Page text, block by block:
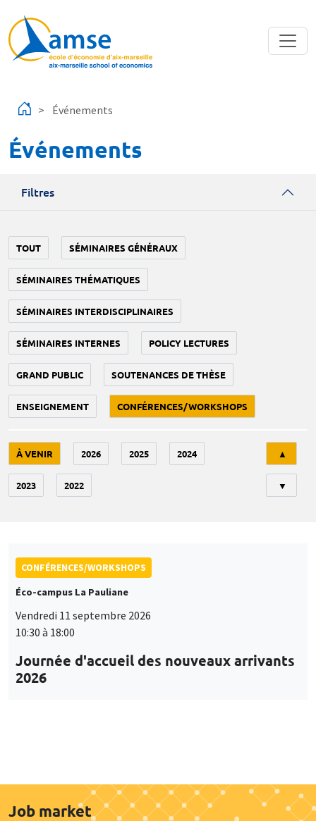
Événements
Événements
Filtres
TOUT SÉMINAIRES GÉNÉRAUX
SÉMINAIRES THÉMATIQUES
SÉMINAIRES INTERDISCIPLINAIRES
SÉMINAIRES INTERNES POLICY LECTURES
GRAND PUBLIC SOUTENANCES DE THÈSE
ENSEIGNEMENT CONFÉRENCES/WORKSHOPS
À VENIR 2026 2025 2024
2023 2022
▲
▼
CONFÉRENCES/WORKSHOPS
Éco-campus La Pauliane
Vendredi 11 septembre 2026
10:30 à 18:00
Journée d'accueil des nouveaux arrivants
2026
Job market